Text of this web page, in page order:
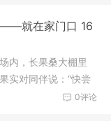
——就在家门口 16
内，长果桑大棚里
实对同伴说：“快尝
。咱北方在家门口
0评论